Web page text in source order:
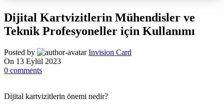
Dijital Kartvizitlerin Mühendisler ve
Teknik Profesyoneller için Kullanımı
Posted by
Invision Card
On 13 Eylül 2023
0 comments
Dijital kartvizitlerin önemi nedir?